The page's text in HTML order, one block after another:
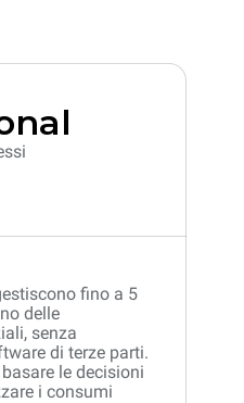
fino a 5
delle
senza
di terze parti.
le decisioni
i consumi